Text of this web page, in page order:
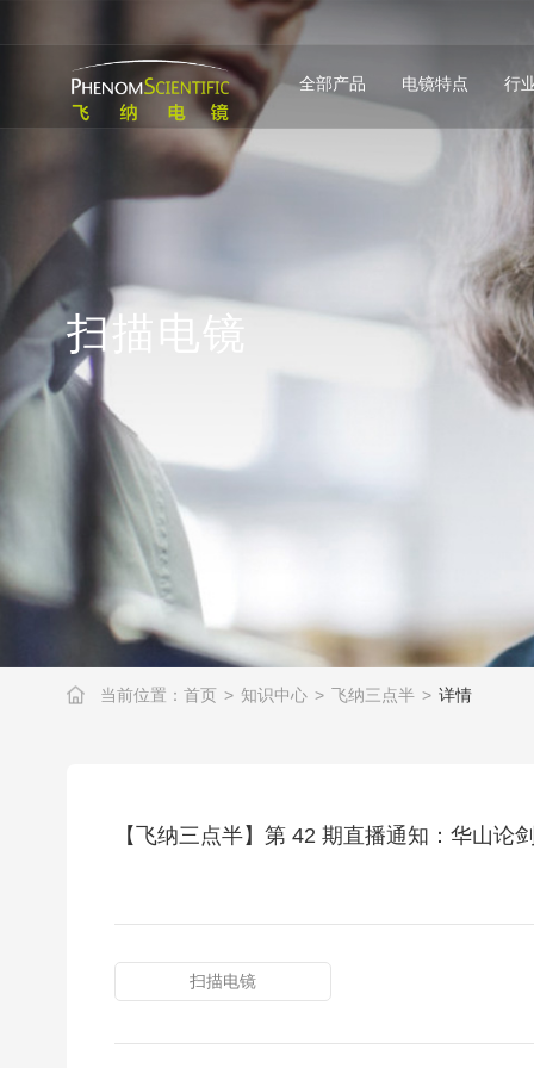
全部产品 电镜特点 行
扫描 电镜
当前位置：首页 > 知识中心 > 飞纳三点半 > 详情
【飞纳三点半】第 42 期直播通知：华山
扫描电镜